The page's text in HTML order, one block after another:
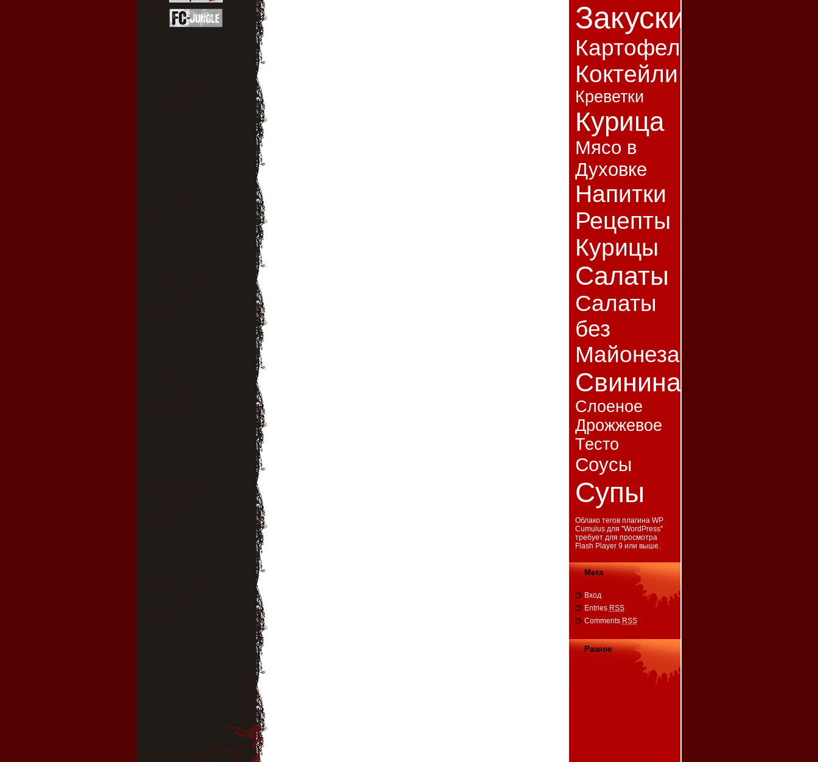
Закуски
Картофель
Коктейли
Креветки
Курица
Мясо в
Духовке
Напитки
Рецепты
Курицы
Салаты
Салаты
без
Майонеза
Свинина
Слоеное
Дрожжевое
Тесто
Соусы
Супы
Облако тегов плагина WP
Cumulus для "WordPress"
требует для просмотра
Flash Player 9 или выше.
Мета
Вход
Entries RSS
Comments RSS
Разное